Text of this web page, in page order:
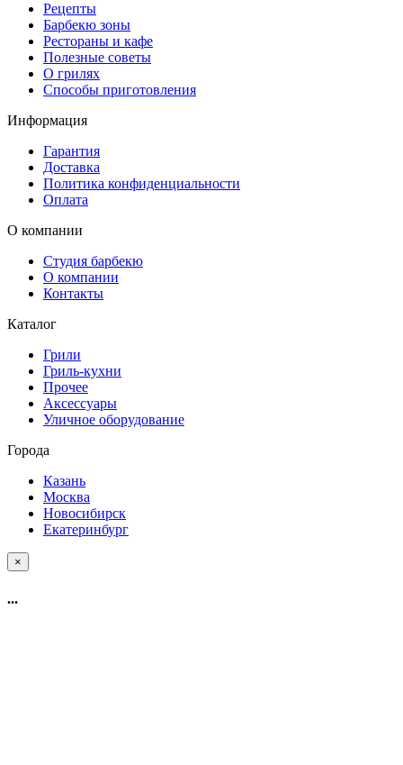
Рецепты
Барбекю зоны
Рестораны и кафе
Полезные советы
О грилях
Способы приготовления
Информация
Гарантия
Доставка
Политика конфиденциальности
Оплата
О компании
Студия барбекю
О компании
Контакты
Каталог
Грили
Гриль-кухни
Прочее
Аксессуары
Уличное оборудование
Города
Казань
Москва
Новосибирск
Екатеринбург
×
...